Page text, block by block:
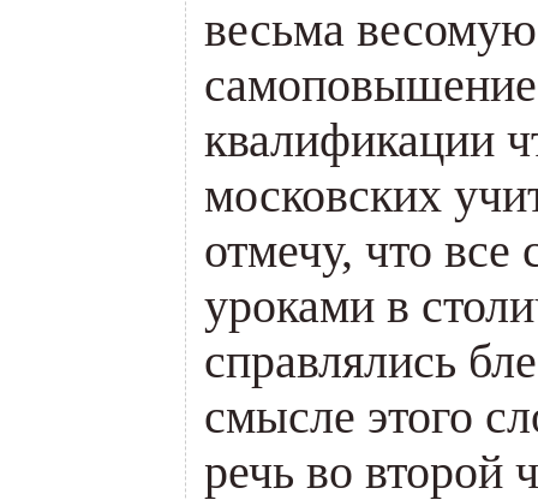
весьма
самоповышение
квалификации
московских
отмечу, что все
уроками в
справлялись
смысле этого
речь во второй